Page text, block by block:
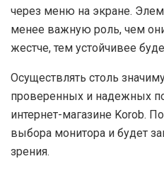
через меню на экране.
менее важную роль, чем
жестче, тем устойчивее
Осуществлять столь
проверенных и надежных
интернет-магазине Korob.
выбора монитора и будет
зрения.